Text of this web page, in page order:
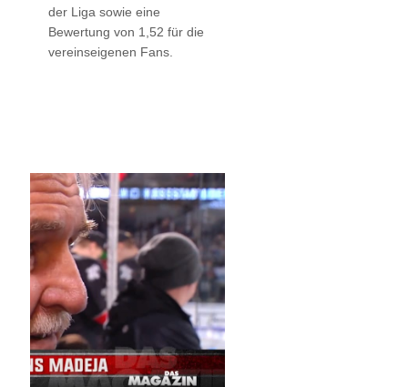
der Liga sowie eine
Bewertung von 1,52 für die
vereinseigenen Fans.